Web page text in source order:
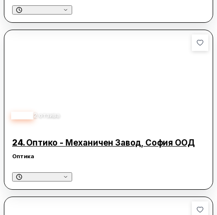
2 отзива
24. Оптико - Mеханичен Завод, София ООД
Оптика